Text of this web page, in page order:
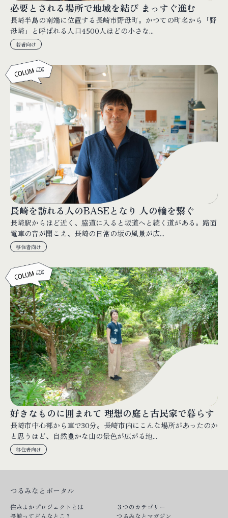
必要とされる場所で地域を結び まっすぐ進む
長崎半島の南端に位置する長崎市野母町。かつての町名から「野
母崎」と呼ばれる人口4500人ほどの小さな...
若者向け
長崎を訪れる人のBASEとなり 人の輪を繋ぐ
長崎駅からほど近く、脇道に入ると坂道へと続く道がある。路面
電車の音が聞こえ、長崎の日常の坂の風景が広...
移住者向け
好きなものに囲まれて 理想の庭と古民家で暮らす
長崎市中心部から車で30分。長崎市内にこんな場所があったのか
と思うほど、自然豊かな山の景色が広がる地...
移住者向け
つるみなとポータル
住みよかプロジェクトとは
３つのカテゴリー
長崎ってどんなとこ？
つるみなとマガジン